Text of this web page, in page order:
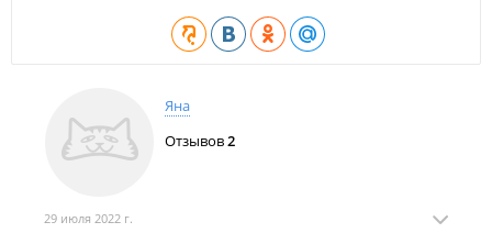
Яна
Отзывов2
29 июля 2022 г.